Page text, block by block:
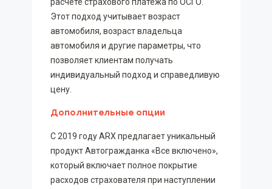
Этот подход учитывает возраст
автомобиля, возраст владельца
автомобиля и другие параметры, что
позволяет клиентам получать
индивидуальный подход и справедливую
цену.
Дополнительные опции
С 2019 году ARX предлагает уникальный
продукт Автогражданка «Все включено»,
который включает полное покрытие
расходов страхователя при наступлении